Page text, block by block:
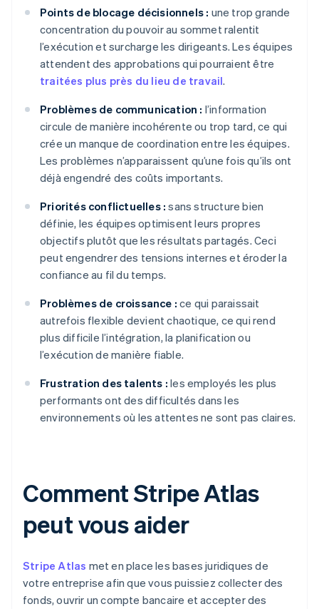
Points de blocage décisionnels : une trop grande
concentration du pouvoir au sommet ralentit
l’exécution et surcharge les dirigeants. Les équipes
attendent des approbations qui pourraient être
traitées plus près du lieu de travail.
Problèmes de communication : l’information
circule de manière incohérente ou trop tard, ce qui
crée un manque de coordination entre les équipes.
Les problèmes n’apparaissent qu’une fois qu’ils ont
déjà engendré des coûts importants.
Priorités conflictuelles : sans structure bien
définie, les équipes optimisent leurs propres
objectifs plutôt que les résultats partagés. Ceci
peut engendrer des tensions internes et éroder la
confiance au fil du temps.
Problèmes de croissance : ce qui paraissait
autrefois flexible devient chaotique, ce qui rend
plus difficile l’intégration, la planification ou
l’exécution de manière fiable.
Frustration des talents : les employés les plus
performants ont des difficultés dans les
environnements où les attentes ne sont pas claires.
Comment Stripe Atlas
peut vous aider
Stripe Atlas met en place les bases juridiques de
votre entreprise afin que vous puissiez collecter des
fonds, ouvrir un compte bancaire et accepter des